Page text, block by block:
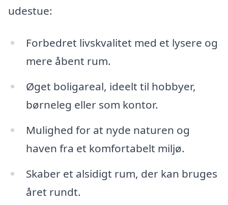
udestue:
Forbedret livskvalitet med et lysere og
mere åbent rum.
Øget boligareal, ideelt til hobbyer,
børneleg eller som kontor.
Mulighed for at nyde naturen og
haven fra et komfortabelt miljø.
Skaber et alsidigt rum, der kan bruges
året rundt.